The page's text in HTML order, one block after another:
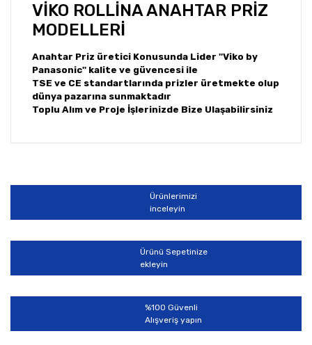
VİKO ROLLİNA ANAHTAR PRİZ
MODELLERİ
Anahtar Priz üretici Konusunda Lider ''Viko by
Panasonic'' kalite ve güvencesi ile
TSE ve CE standartlarında prizler üretmekte olup
dünya pazarına sunmaktadır
Toplu Alım ve Proje İşlerinizde Bize Ulaşabilirsiniz
Yorum Yaz
Bu ürünün fiyat bilgisi, resim, ürün açıklamalarında ve
Görüş ve önerileriniz için teşekkür ederiz.
Ürün resmi kalitesiz, bozuk veya görüntülenemiyor.
Ürün açıklamasında eksik bilgiler bulunuyor.
Ürün bilgilerinde hatalar bulunuyor.
Ürün fiyatı diğer sitelerden daha pahalı.
Bu ürüne benzer farklı alternatifler olmalı.
Ürünlerimizi
inceleyin
Ürünü Sepetinize
ekleyin
%100 Güvenli
Alışveriş yapın